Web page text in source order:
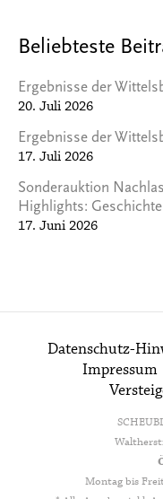
Beliebteste
Ergebnisse der
20. Juli 2026
Ergebnisse der
17. Juli 2026
Sonderauktion
Highlights:
17. Juni 2026
Datenschutz-
Impressum
Montag bis